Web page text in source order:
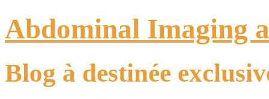
Abdominal Imaging
Blog à destinée